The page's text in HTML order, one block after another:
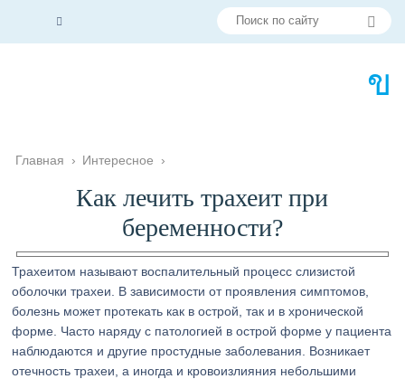
Главная › Интересное ›
Как лечить трахеит при
беременности?
Трахеитом называют воспалительный процесс слизистой
оболочки трахеи. В зависимости от проявления симптомов,
болезнь может протекать как в острой, так и в хронической
форме. Часто наряду с патологией в острой форме у пациента
наблюдаются и другие простудные заболевания. Возникает
отечность трахеи, а иногда и кровоизлияния небольшими